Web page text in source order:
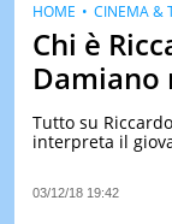
Chi è
Damiano
Tutto su
interpreta il
03/12/18 19:42
HOME CINEMA &